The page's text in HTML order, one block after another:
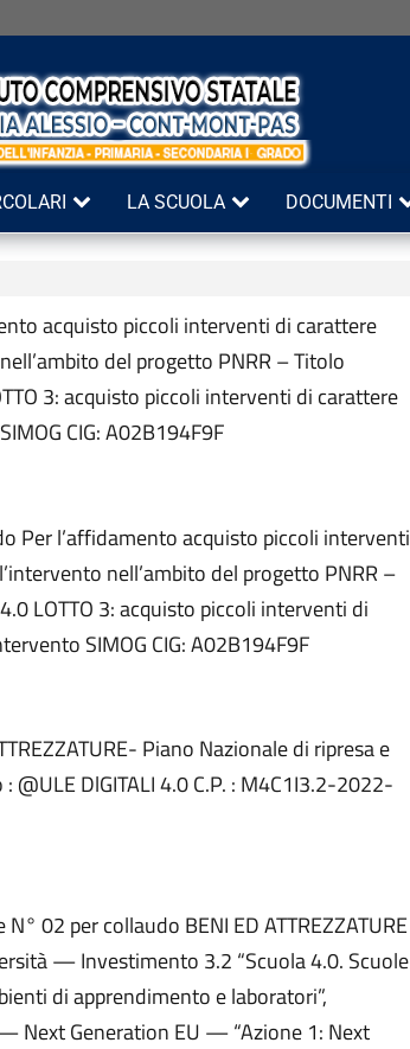
LA SCUOLA DOCUMENTI
acquisto piccoli interventi di carattere
del progetto PNRR – Titolo
3: acquisto piccoli interventi di carattere
CIG: A02B194F9F
Per l’affidamento acquisto piccoli interventi
nell’ambito del progetto PNRR –
LOTTO 3: acquisto piccoli interventi di
SIMOG CIG: A02B194F9F
Piano Nazionale di ripresa e
DlGITALI 4.0 C.P. : M4C1I3.2-2022-
N° 02 per collaudo BENI ED ATTREZZATURE
— Investimento 3.2 “Scuola 4.0. Scuole
di apprendimento e laboratori”,
Next Generation EU — “Azione 1: Next